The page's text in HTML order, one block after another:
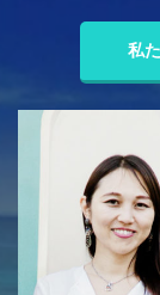
私